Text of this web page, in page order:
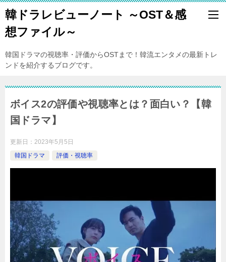
韓ドラレビューノート ～OST＆感
想ファイル～
韓国ドラマの視聴率・評価からOSTまで！韓流エンタメの最新トレ
ンドを紹介するブログです。
ボイス2の評価や視聴率とは？面白い？【韓
国ドラマ】
更新日： 2023年5月5日
韓国ドラマ
評価・視聴率